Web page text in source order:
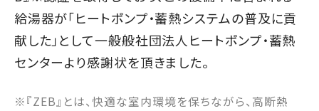
給湯器が「ヒートポンプ・蓄熱システムの普及に貢
献した」として一般般社団法人ヒートポンプ・蓄熱
センターより感謝状を頂きました。
※『ZEB』とは、快適な室内環境を保ちながら、高断熱